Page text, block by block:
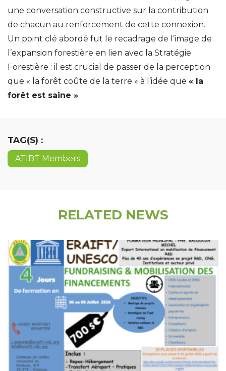
une conversation constructive sur la contribution
de chacun au renforcement de cette connexion.
Un point clé abordé fut le recadrage de l’image de
l’expansion forestière en lien avec la Stratégie
Forestière : il est crucial de passer de la perception
que « la forêt coûte de la terre » à l’idée que « la
forêt est saine ».
TAG(S) :
ATIBT Members
RELATED NEWS